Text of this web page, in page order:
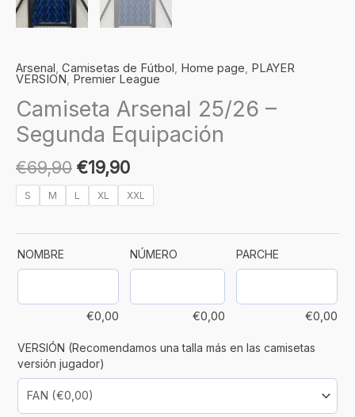
Arsenal, Camisetas de Fútbol, Home page, PLAYER
VERSION, Premier League
Camiseta Arsenal 25/26 –
Segunda Equipación
€69,90 €19,90
S M L XL XXL
NOMBRE
€0,00
NÚMERO
€0,00
PARCHE
€0,00
VERSIÓN (Recomendamos una talla más en las camisetas
versión jugador)